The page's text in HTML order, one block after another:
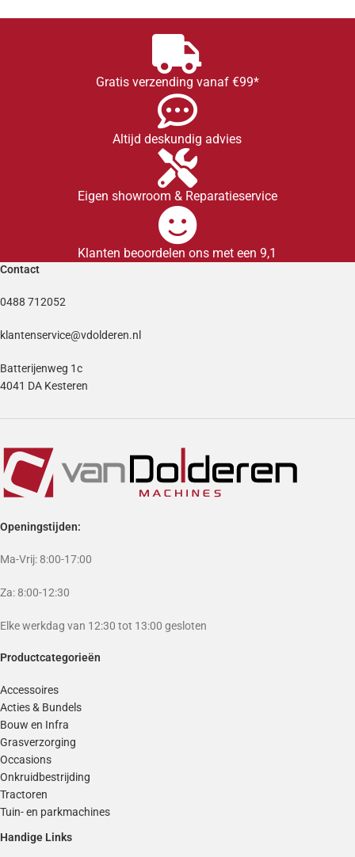
Gratis verzending vanaf €99*
Altijd deskundig advies
Eigen showroom & Reparatieservice
Klanten beoordelen ons met een 9,1
Contact
0488 712052
klantenservice@vdolderen.nl
Batterijenweg 1c
4041 DA Kesteren
Openingstijden:
Ma-Vrij: 8:00-17:00
Za: 8:00-12:30
Elke werkdag van 12:30 tot 13:00 gesloten
Productcategorieën
Accessoires
Acties & Bundels
Bouw en Infra
Grasverzorging
Occasions
Onkruidbestrijding
Tractoren
Tuin- en parkmachines
Handige Links